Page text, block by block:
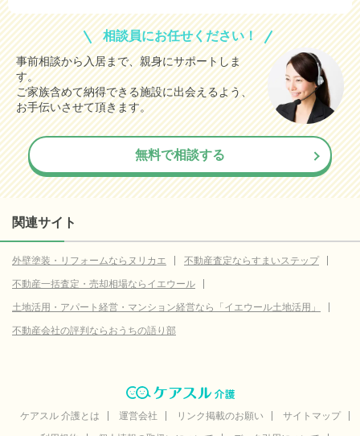
相談員にお任せください！
事前相談から入居まで、親身にサポートしま
す。
ご家族含めて納得できる施設に出会えるよう、
お手伝いさせて頂きます。
無料で相談する
関連サイト
外壁塗装・リフォームならヌリカエ
不動産査定ならすまいステップ
不動産一括査定・売却相場ならイエウール
土地活用・アパート経営・マンション経営なら「イエウール土地活用」
不動産会社の評判ならおうちの語り部
ケアスル 介護とは 運営会社 リンク掲載のお願い
サイトマップ